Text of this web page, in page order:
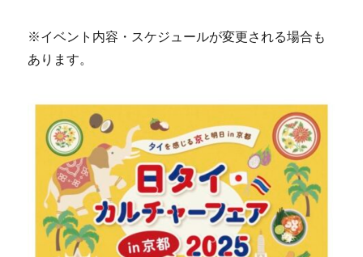
※イベント内容・スケジュールが変更される場合も
あります。